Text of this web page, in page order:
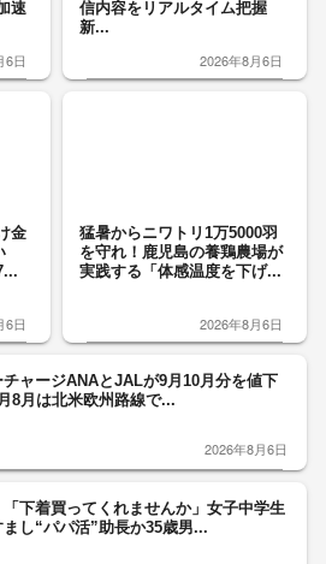
速
6日
信内容をリアルタイム把握
新...
2026年8月6日
金
6日
猛暑からニワトリ1万5000羽
を守れ！鹿児島の養鶏農場が
実践する「体感温度を下げ...
2026年8月6日
ャージANAとJALが9月10月分を値下
月は北米欧州路線で...
2026年8月6日
「下着買ってくれませんか」女子中学生
まし“パパ活”助長か35歳男...